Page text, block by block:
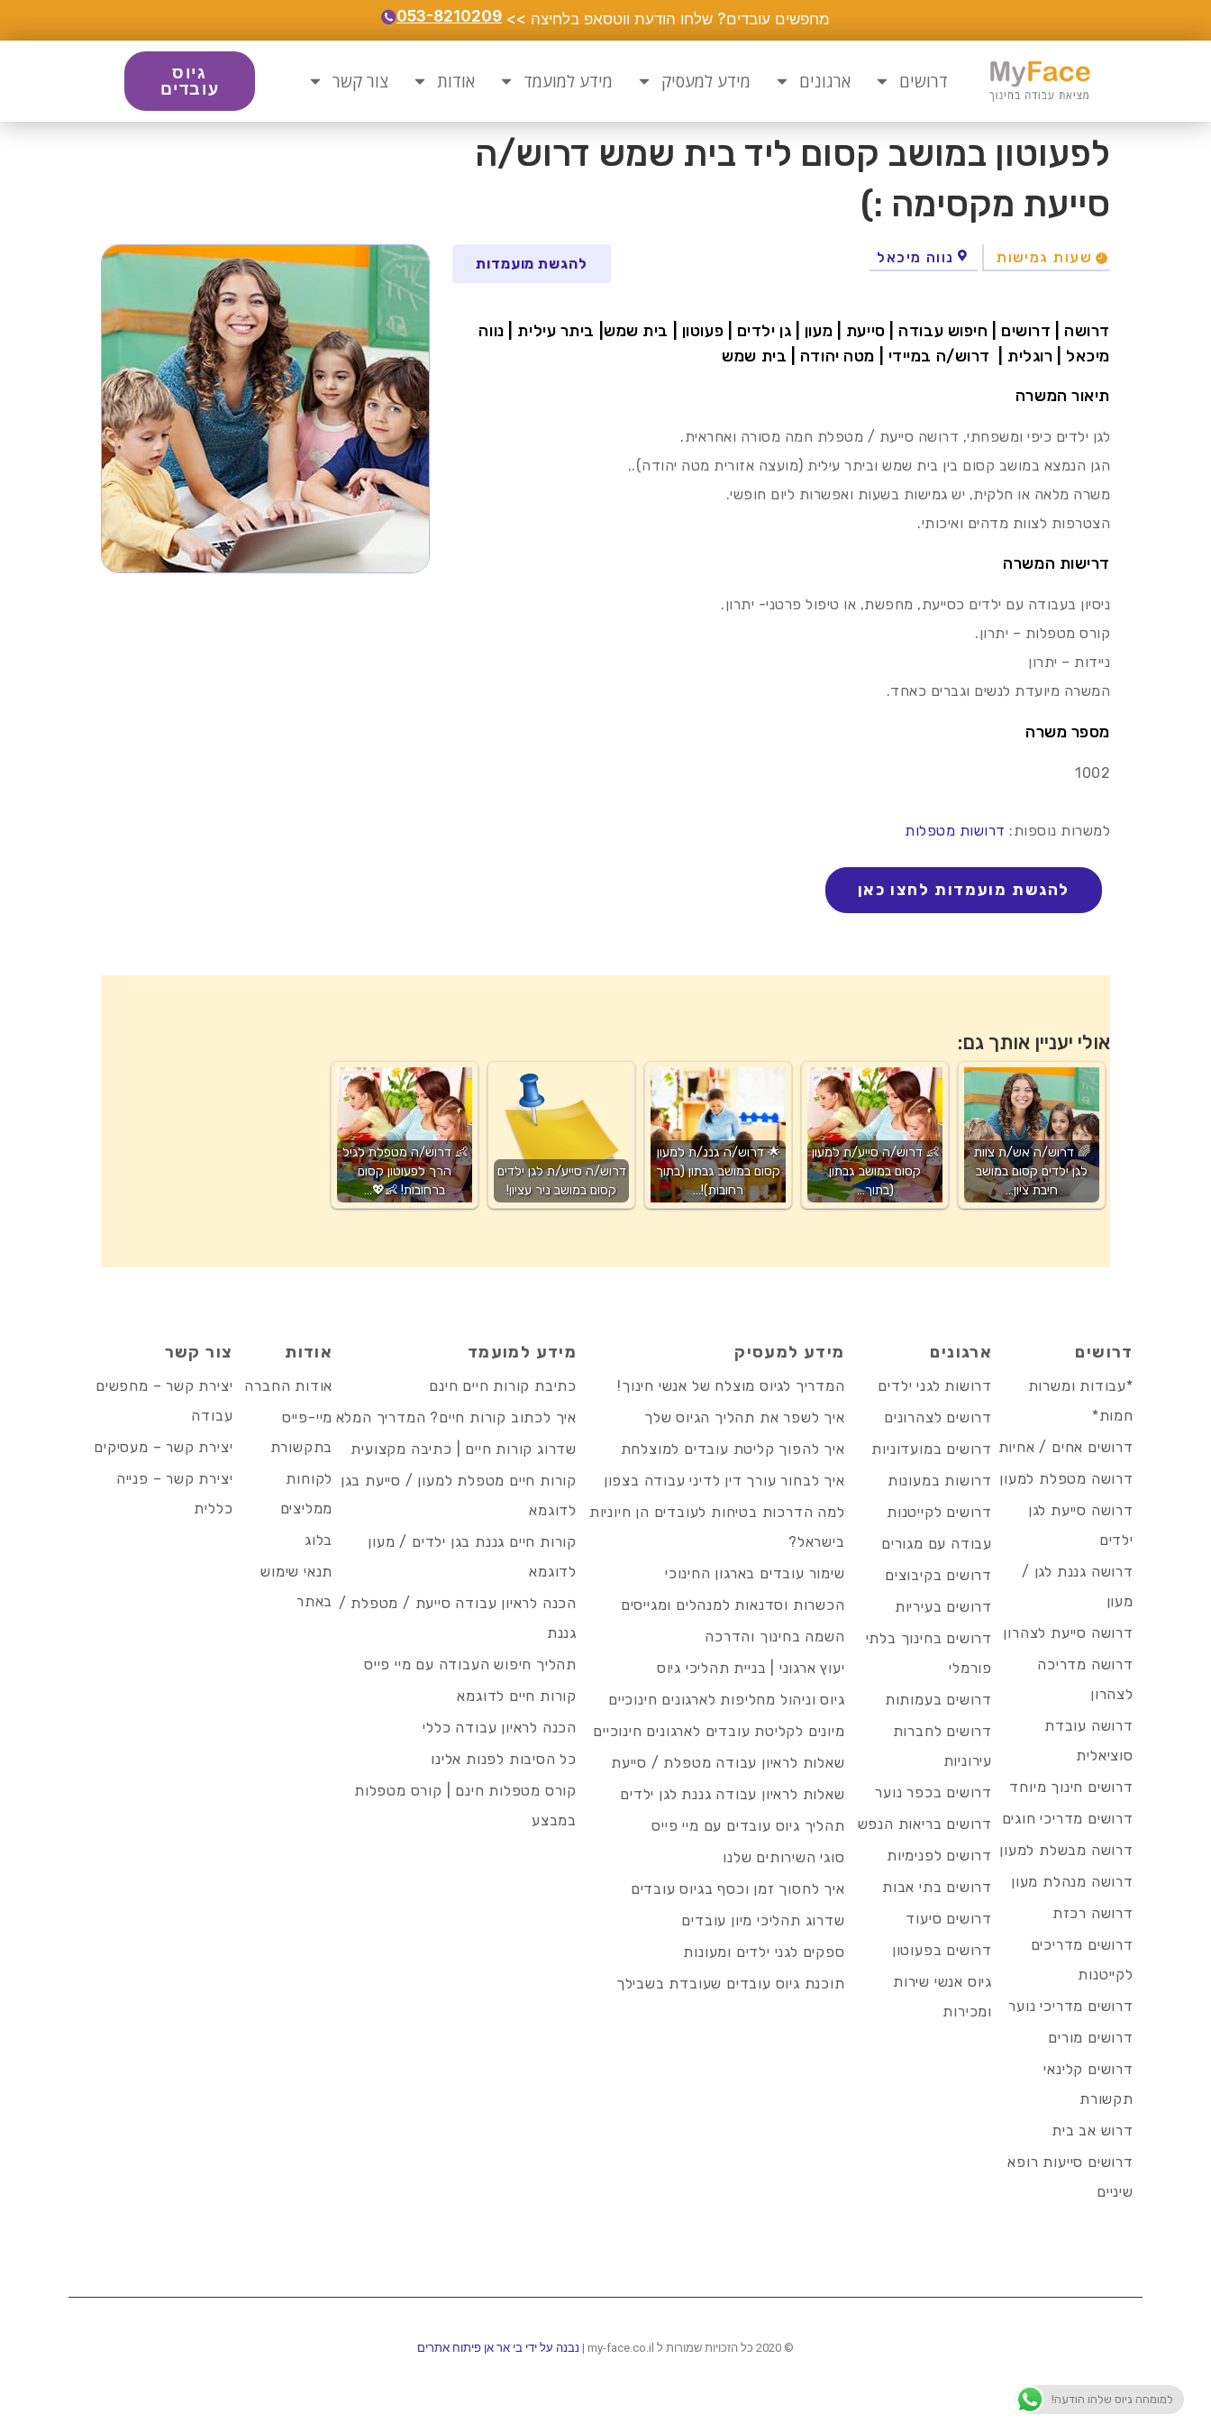
מחפשים עובדים? שלחו הודעת ווטסאפ בלחיצה >> 053-8210209
דרושים ארגונים מידע למעסיק מידע למועמד אודות צור קשר
גיוס
עובדים
לפעוטון במושב קסום ליד בית שמש דרוש/ה
סייעת מקסימה :)
שעות גמישות נווה מיכאל להגשת מועמדות
דרושה | דרושים | חיפוש עבודה | סייעת | מעון | גן ילדים | פעוטון | בית שמש| ביתר עילית | נווה
מיכאל | רוגלית | דרוש/ה במיידי | מטה יהודה | בית שמש
תיאור המשרה
לגן ילדים כיפי ומשפחתי, דרושה סייעת / מטפלת חמה מסורה ואחראית.
הגן הנמצא במושב קסום בין בית שמש וביתר עילית (מועצה אזורית מטה יהודה)..
משרה מלאה או חלקית, יש גמישות בשעות ואפשרות ליום חופשי.
הצטרפות לצוות מדהים ואיכותי.
דרישות המשרה
ניסיון בעבודה עם ילדים כסייעת, מחפשת, או טיפול פרטני- יתרון.
קורס מטפלות – יתרון.
ניידות – יתרון
המשרה מיועדת לנשים וגברים כאחד.
מספר משרה
1002
למשרות נוספות: דרושות מטפלות
אולי יעניין אותך גם:
👶 דרוש/ה מטפלת לגיל
הרך לפעוטון קסום
ברחובות! 👶💖…
דרוש/ה סייע/ת לגן ילדים
קסום במושב ניר עציון!
🌟 דרוש/ה גננ/ת למעון
קסום במושב גבתון (בתוך
רחובות)!…
👶 דרוש/ה סייע/ת למעון
קסום במושב גבתון
(בתוך…
🌈 דרוש/ה אש/ת צוות
לגן ילדים קסום במושב
חיבת ציון…
דרושים
*עבודות ומשרות
חמות*
דרושים אחים / אחיות
דרושה מטפלת למעון
דרושה סייעת לגן
ילדים
דרושה גננת לגן /
מעון
דרושה סייעת לצהרון
דרושה מדריכה
לצהרון
דרושה עובדת
סוציאלית
דרושים חינוך מיוחד
דרושים מדריכי חוגים
דרושה מבשלת למעון
דרושה מנהלת מעון
דרושה רכזת
דרושים מדריכים
לקייטנות
דרושים מדריכי נוער
דרושים מורים
דרושים קלינאי
תקשורת
דרוש אב בית
דרושים סייעות רופא
שיניים
ארגונים
דרושות לגני ילדים
דרושים לצהרונים
דרושים במועדוניות
דרושות במעונות
דרושים לקייטנות
עבודה עם מגורים
דרושים בקיבוצים
דרושים בעיריות
דרושים בחינוך בלתי
פורמלי
דרושים בעמותות
דרושים לחברות
עירוניות
דרושים בכפר נוער
דרושים בריאות הנפש
דרושים לפנימיות
דרושים בתי אבות
דרושים סיעוד
דרושים בפעוטון
גיוס אנשי שירות
ומכירות
מידע למעסיק
המדריך לגיוס מוצלח של אנשי חינוך!
איך לשפר את תהליך הגיוס שלך
איך להפוך קליטת עובדים למוצלחת
איך לבחור עורך דין לדיני עבודה בצפון
למה הדרכות בטיחות לעובדים הן חיוניות
בישראל?
שימור עובדים בארגון החינוכי
הכשרות וסדנאות למנהלים ומגייסים
השמה בחינוך והדרכה
יעוץ ארגוני | בניית תהליכי גיוס
גיוס וניהול מחליפות לארגונים חינוכיים
מיונים לקליטת עובדים לארגונים חינוכיים
שאלות לראיון עבודה מטפלת / סייעת
שאלות לראיון עבודה גננת לגן ילדים
תהליך גיוס עובדים עם מיי פייס
סוגי השירותים שלנו
איך לחסוך זמן וכסף בגיוס עובדים
שדרוג תהליכי מיון עובדים
ספקים לגני ילדים ומעונות
תוכנת גיוס עובדים שעובדת בשבילך
מידע למועמד
כתיבת קורות חיים חינם
איך לכתוב קורות חיים? המדריך המלא
שדרוג קורות חיים | כתיבה מקצועית
קורות חיים מטפלת למעון / סייעת בגן
לדוגמא
קורות חיים גננת בגן ילדים / מעון
לדוגמא
הכנה לראיון עבודה סייעת / מטפלת /
גננת
תהליך חיפוש העבודה עם מיי פייס
קורות חיים לדוגמא
הכנה לראיון עבודה כללי
כל הסיבות לפנות אלינו
קורס מטפלות חינם | קורס מטפלות
במבצע
אודות
אודות החברה
מיי-פייס
בתקשורת
לקוחות
ממליצים
בלוג
תנאי שימוש
באתר
צור קשר
יצירת קשר – מחפשים
עבודה
יצירת קשר – מעסיקים
יצירת קשר – פנייה
כללית
© 2020 כל הזכויות שמורות ל my-face.co.il | נבנה על ידי בי אר אן פיתוח אתרים
למומחה גיוס שלחו הודעה!